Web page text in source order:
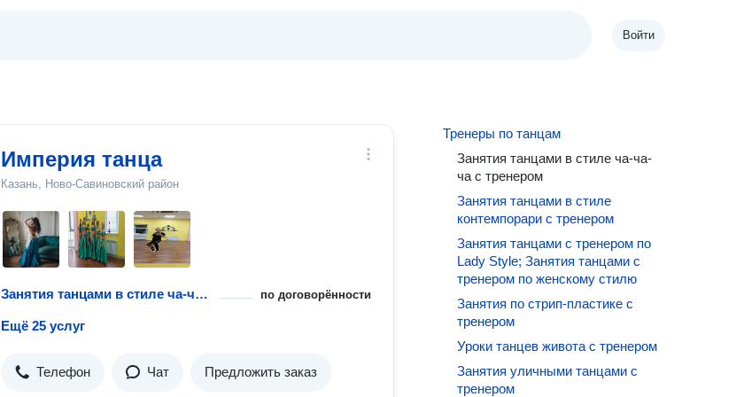
Войти
Империя танца
Казань, Ново-Савиновский район
Занятия танцами в стиле ча-ча-ча с тренером по договорённости
Ещё 25 услуг
Телефон Чат Предложить заказ
Тренеры по танцам
Занятия танцами в стиле ча-ча-
ча с тренером
Занятия танцами в стиле
контемпорари с тренером
Занятия танцами с тренером по
Lady Style; Занятия танцами с
тренером по женскому стилю
Занятия по стрип-пластике с
тренером
Уроки танцев живота с тренером
Занятия уличными танцами с
тренером